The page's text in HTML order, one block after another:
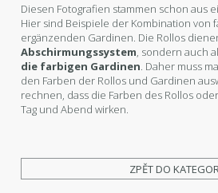
Diesen Fotografien stammen schon aus
Hier sind Beispiele der Kombination von
ergänzenden Gardinen. Die Rollos
Abschirmungssystem, sondern auch
die farbigen Gardinen. Daher muss
den Farben der Rollos und Gardinen
rechnen, dass die Farben des Rollos
Tag und Abend wirken.
ZPĚT DO